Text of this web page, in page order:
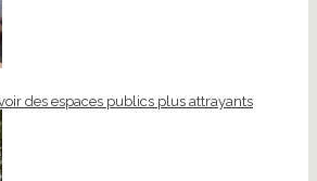
des espaces publics plus attrayants